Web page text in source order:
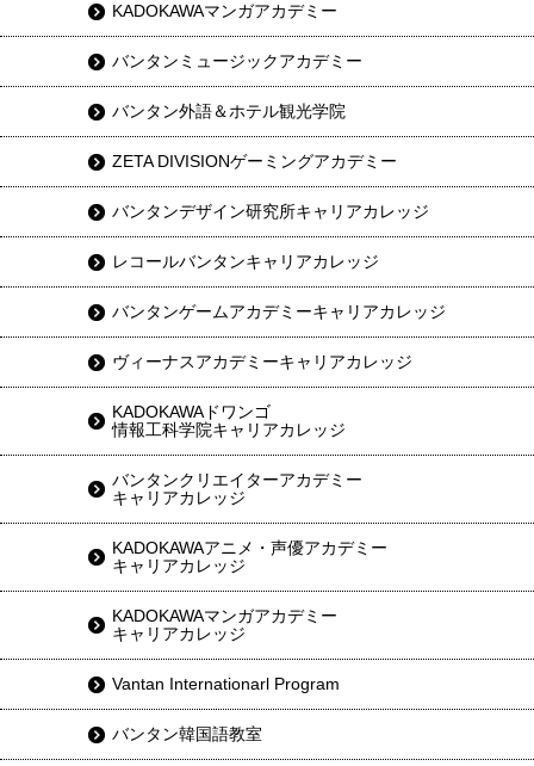
KADOKAWAマンガアカデミー
バンタンミュージックアカデミー
バンタン外語＆ホテル観光学院
ZETA DIVISIONゲーミングアカデミー
バンタンデザイン研究所キャリアカレッジ
レコールバンタンキャリアカレッジ
バンタンゲームアカデミーキャリアカレッジ
ヴィーナスアカデミーキャリアカレッジ
KADOKAWAドワンゴ
情報工科学院キャリアカレッジ
バンタンクリエイターアカデミー
キャリアカレッジ
KADOKAWAアニメ・声優アカデミー
キャリアカレッジ
KADOKAWAマンガアカデミー
キャリアカレッジ
Vantan Internationarl Program
バンタン韓国語教室